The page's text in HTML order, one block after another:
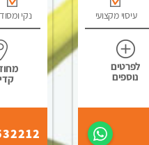
עיסוי מקצועי
לפרטים
נוספים
נקי